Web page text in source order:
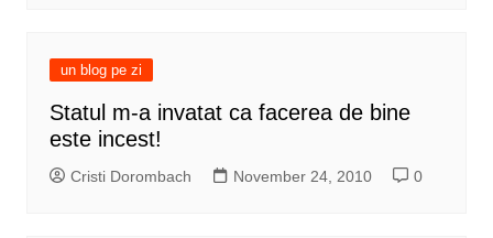
un blog pe zi
Statul m-a invatat ca facerea de bine
este incest!
Cristi Dorombach November 24, 2010 0